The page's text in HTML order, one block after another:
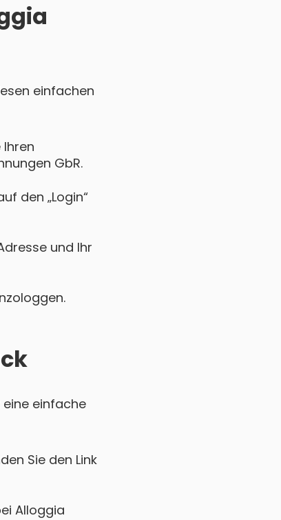
einfachen
GbR.
den „Login“
und Ihr
eine einfache
Sie den Link
Alloggia